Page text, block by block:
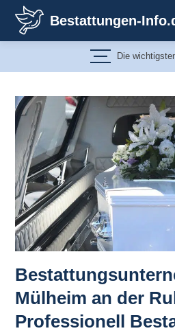
Inhalt
springen
Bestattungen-
Die
Mülheim an der
Professionell